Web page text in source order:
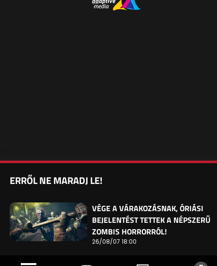
ERRŐL NE MARADJ LE!
VÉGE A VÁRAKOZÁSNAK, ÓRIÁSI
BEJELENTÉST TETTEK A NÉPSZERŰ
ZOMBIS HORRORRÓL!
26/08/07 18:00